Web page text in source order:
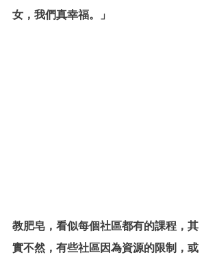
女，我們真幸福。」
教肥皂，看似每個社區都有的課程，其
實不然，有些社區因為資源的限制，或